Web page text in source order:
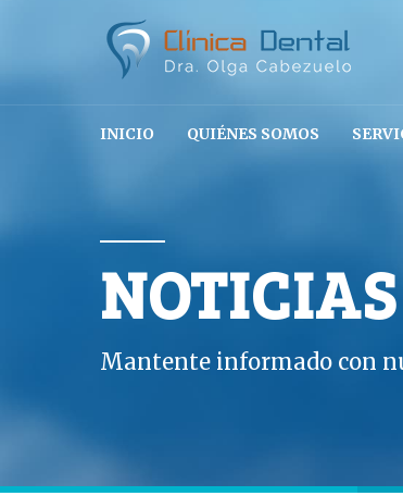
INICIO QUIÉNES SOMOS
Mantente informado con